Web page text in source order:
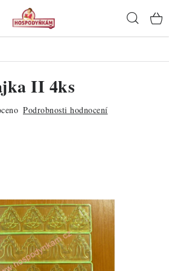
II 4ks
Podrobnosti hodnocení